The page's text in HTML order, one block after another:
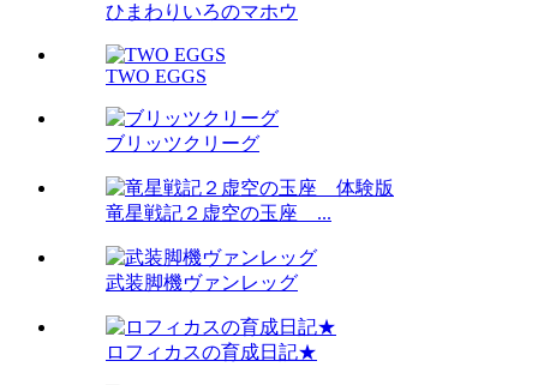
ひまわりいろのマホウ
TWO EGGS
ブリッツクリーグ
竜星戦記２虚空の玉座 ...
武装脚機ヴァンレッグ
ロフィカスの育成日記★